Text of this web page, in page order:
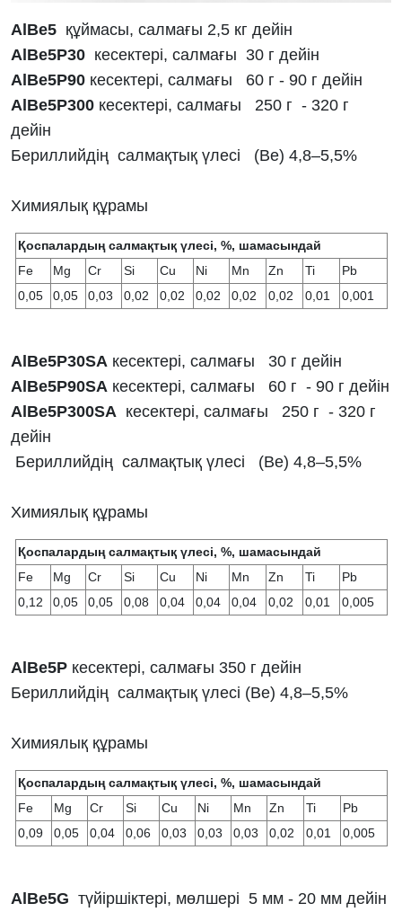
АlBe5 құймасы, салмағы 2,5 кг дейін
AlBe5Р30 кесектері, салмағы 30 г дейін
AlBe5Р90 кесектері, салмағы 60 г - 90 г дейін
AlBe5Р300 кесектері, салмағы 250 г - 320 г
дейін
Бериллийдің салмақтық үлесі (Ве) 4,8–5,5%
Химиялық құрамы
Қоспалардың салмақтық үлесі, %, шамасындай
Fe
Mg Cr Si Cu Ni Mn Zn Ti
Pb
0,05
0,05 0,03 0,02 0,02 0,02 0,02 0,02 0,01 0,001
AlBe5Р30SA кесектері, салмағы 30 г дейін
AlBe5Р90SA кесектері, салмағы 60 г - 90 г дейін
AlBe5Р300SA кесектері, салмағы 250 г - 320 г
дейін
Бериллийдің салмақтық үлесі (Ве) 4,8–5,5%
Химиялық құрамы
Қоспалардың салмақтық үлесі, %, шамасындай
Fe
Mg Cr Si Cu Ni Mn Zn Ti
Pb
0,12
0,05 0,05 0,08 0,04 0,04 0,04 0,02 0,01 0,005
AlBe5Р кесектері, салмағы 350 г дейін
Бериллийдің салмақтық үлесі (Ве) 4,8–5,5%
Химиялық құрамы
Қоспалардың салмақтық үлесі, %, шамасындай
Fe
Mg Cr Si Cu Ni Mn Zn Ti
Pb
0,09
0,05 0,04 0,06 0,03 0,03 0,03 0,02 0,01 0,005
AlBe5G түйіршіктері, мөлшері 5 мм - 20 мм дейін